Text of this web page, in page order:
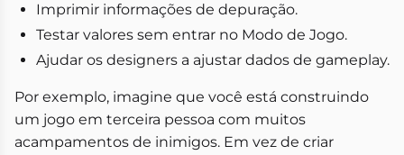
Imprimir informações de depuração.
Testar valores sem entrar no Modo de Jogo.
Ajudar os designers a ajustar dados de gameplay.
Por exemplo, imagine que você está construindo
um jogo em terceira pessoa com muitos
acampamentos de inimigos. Em vez de criar